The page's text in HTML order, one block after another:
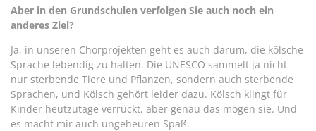
Aber in den Grundschulen verfolgen Sie auch noch ein
anderes Ziel?
Ja, in unseren Chorprojekten geht es auch darum, die kölsche
Sprache lebendig zu halten. Die UNESCO sammelt ja nicht
nur sterbende Tiere und Pflanzen, sondern auch sterbende
Sprachen, und Kölsch gehört leider dazu. Kölsch klingt für
Kinder heutzutage verrückt, aber genau das mögen sie. Und
es macht mir auch ungeheuren Spaß.